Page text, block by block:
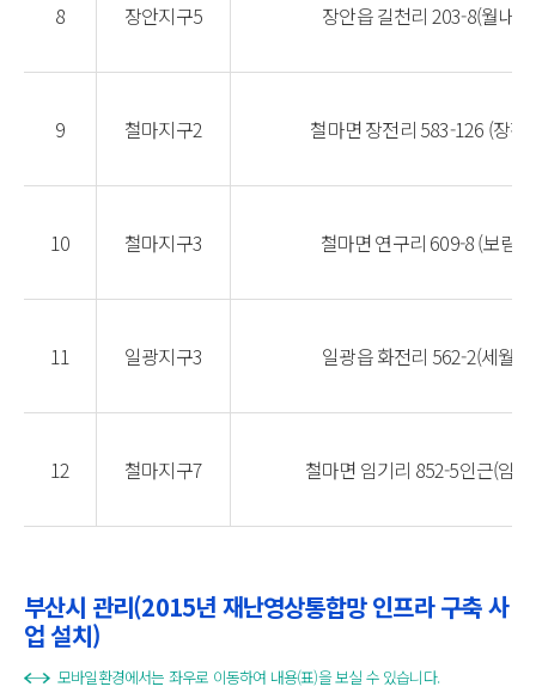
8 장안지구5 장안읍 길천리 203-8(월내교)
9 철마지구2 철마면 장전리 583-126 (장전
10 철마지구3 철마면 연구리 609-8 (보림
11 일광지구3 일광읍 화전리 562-2(세월교)
12 철마지구7 철마면 임기리 852-5인근(임
부산시 관리(2015년 재난영상통합망 인프라 구축 사
업 설치)
모바일환경에서는 좌우로 이동하여 내용(표)을 보실 수 있습니다.